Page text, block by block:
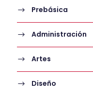
Prebásica
Administración
Artes
Diseño